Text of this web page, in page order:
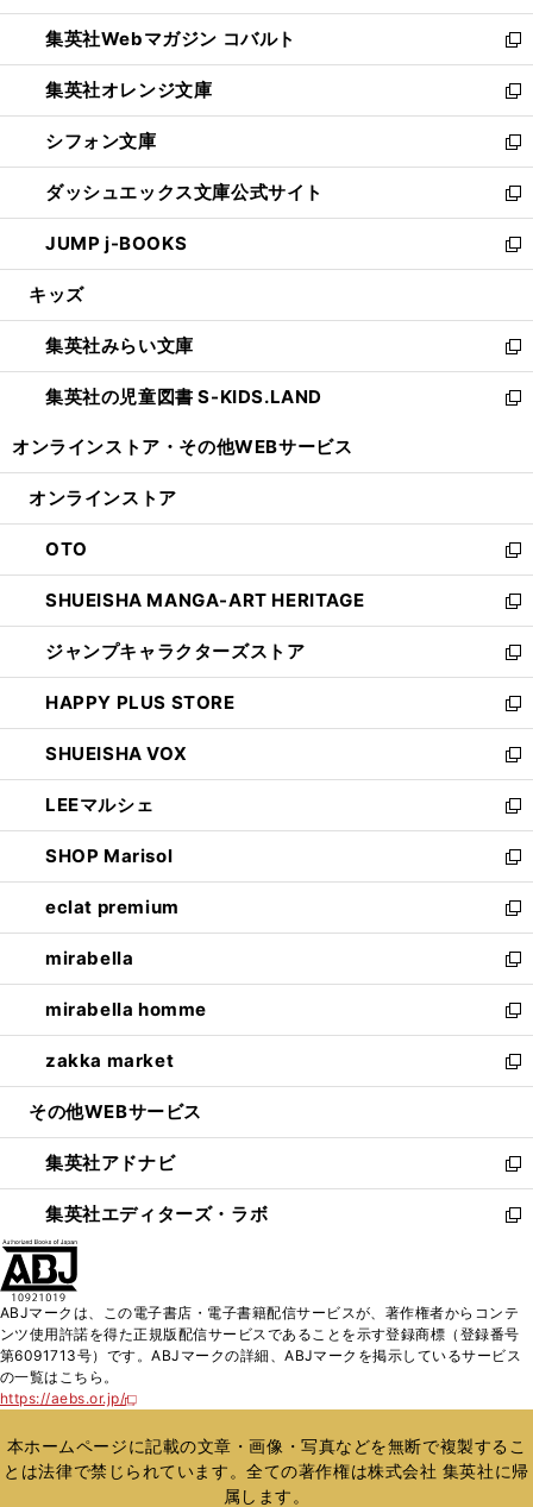
開
く
ウ
で
開
く
ン
ド
ウ
で
開
く
ウ
ィ
ン
ド
ウ
で
開
く
集英社Webマガジン コバルト
新
し
い
ウ
ィ
ン
ド
ウ
で
開
集英社オレンジ文庫
新
し
い
ウ
ィ
ン
ド
ウ
開
く
シフォン文庫
新
し
い
ウ
ィ
ン
ウ
で
開
く
ダッシュエックス文庫公式サイト
新
し
い
ウ
ン
ド
ウ
で
JUMP j-BOOKS
新
し
ウ
ィ
ン
ド
開
キッズ
集英社みらい文庫
新
し
い
ン
ウ
で
開
く
集英社の児童図書 S-KIDS.LAND
新
ウ
ン
ド
ウ
で
開
く
オンラインストア・ その他WEBサービス
オンラインストア
OTO
新
し
い
ウ
ィ
ン
ド
ウ
で
開
く
SHUEISHA MANGA-ART HERITAGE
新
し
い
ウ
ィ
ン
ド
ウ
で
開
く
ジャンプキャラクターズストア
新
し
い
ウ
ィ
ン
ド
ウ
で
開
く
HAPPY PLUS STORE
新
し
い
ウ
ィ
ン
ド
ウ
で
開
く
SHUEISHA VOX
新
し
い
ウ
ィ
ン
ド
ウ
で
開
く
LEEマルシェ
新
し
い
ウ
ィ
ン
ド
ウ
で
開
く
SHOP Marisol
新
し
い
ウ
ィ
ン
ド
ウ
で
開
eclat premium
新
し
い
ウ
ィ
ン
ド
ウ
開
く
mirabella
新
し
い
ウ
ィ
ン
ウ
で
開
く
mirabella homme
新
し
い
ウ
ン
ド
ウ
で
zakka market
新
し
ウ
ィ
ン
ド
く
その他WEBサービス
集英社アドナビ
新
し
い
ド
ウ
で
集英社エディターズ・ラボ
新
ィ
ン
開
く
ABJマークは、この電子書店・電子書籍配信サービスが、著作権者からコンテ
ンツ使用許諾を得た正規版配信サービスであることを示す登録商標（登録番号
第6091713号）です。ABJマークの詳細、ABJマークを掲示しているサービス
の一覧はこちら。
https://aebs.or.jp/
新
い
ウ
ィ
本ホームページに記載の文章・画像・写真などを無断で複製するこ
とは法律で禁じられています。全ての著作権は株式会社 集英社に帰
属します。